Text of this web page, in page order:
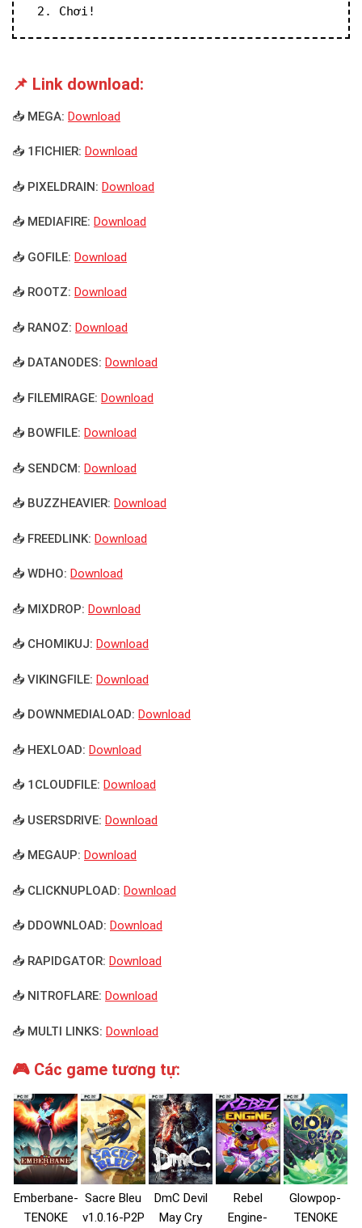
2. Chơi!
📌 Link download:
📥 MEGA: Download
📥 1FICHIER: Download
📥 PIXELDRAIN: Download
📥 MEDIAFIRE: Download
📥 GOFILE: Download
📥 ROOTZ: Download
📥 RANOZ: Download
📥 DATANODES: Download
📥 FILEMIRAGE: Download
📥 BOWFILE: Download
📥 SENDCM: Download
📥 BUZZHEAVIER: Download
📥 FREEDLINK: Download
📥 WDHO: Download
📥 MIXDROP: Download
📥 CHOMIKUJ: Download
📥 VIKINGFILE: Download
📥 DOWNMEDIALOAD: Download
📥 HEXLOAD: Download
📥 1CLOUDFILE: Download
📥 USERSDRIVE: Download
📥 MEGAUP: Download
📥 CLICKNUPLOAD: Download
📥 DDOWNLOAD: Download
📥 RAPIDGATOR: Download
📥 NITROFLARE: Download
📥 MULTI LINKS: Download
🎮 Các game tương tự:
Emberbane-
TENOKE
Sacre Bleu
v1.0.16-P2P
DmC Devil
May Cry
Rebel
Engine-
Glowpop-
TENOKE